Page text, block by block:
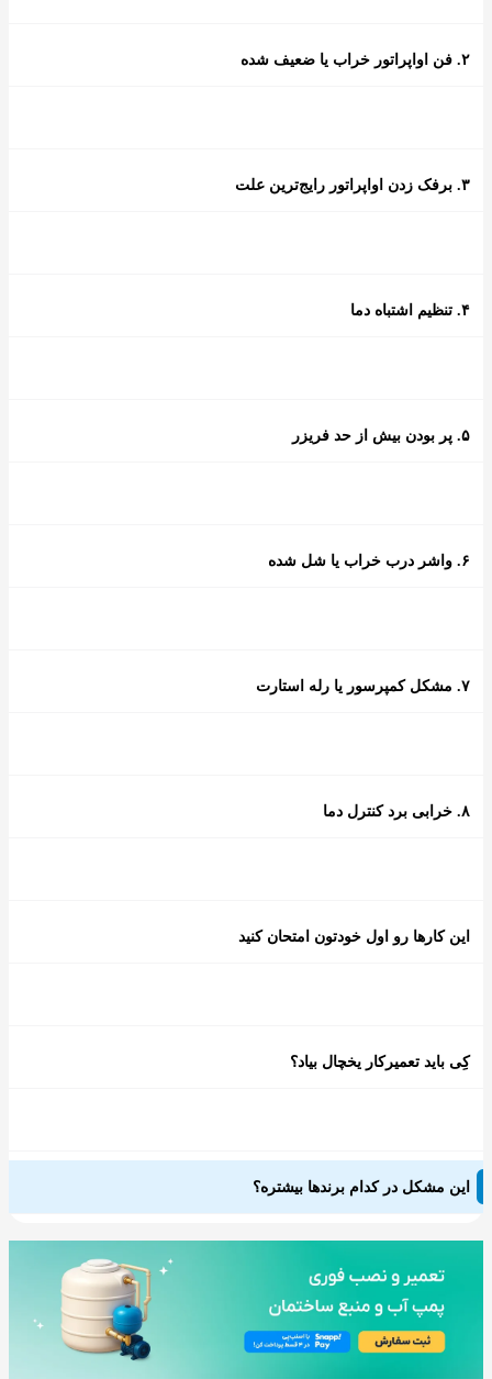
۲. فن اواپراتور خراب یا ضعیف شده
۳. برفک زدن اواپراتور رایج‌ترین علت
۴. تنظیم اشتباه دما
۵. پر بودن بیش از حد فریزر
۶. واشر درب خراب یا شل شده
۷. مشکل کمپرسور یا رله استارت
۸. خرابی برد کنترل دما
این کارها رو اول خودتون امتحان کنید
کِی باید تعمیرکار یخچال بیاد؟
این مشکل در کدام برندها بیشتره؟